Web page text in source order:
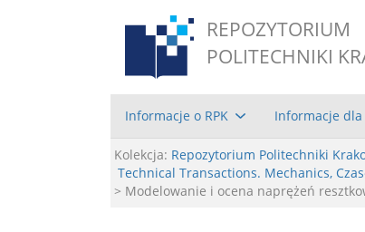
REPOZYTORIUM
POLITECHNIKI
Informacje o RPK Informacje
Kolekcja: Repozytorium Politechniki
Technical Transactions. Mechanics,
> Modelowanie i ocena naprężeń